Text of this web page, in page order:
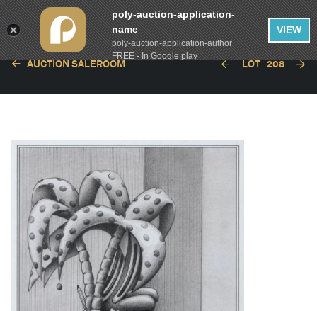
AUCTION SALEROOM LOT 208
poly-auction-application-
name
poly-auction-application-author
FREE - In Google play
VIEW